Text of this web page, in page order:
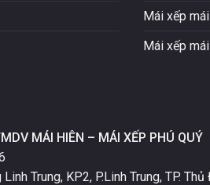
Mái xếp
Mái xếp
MÁI HIÊN – MÁI XẾP PHÚ QUÝ
Trung, KP2, P.Linh Trung, TP.